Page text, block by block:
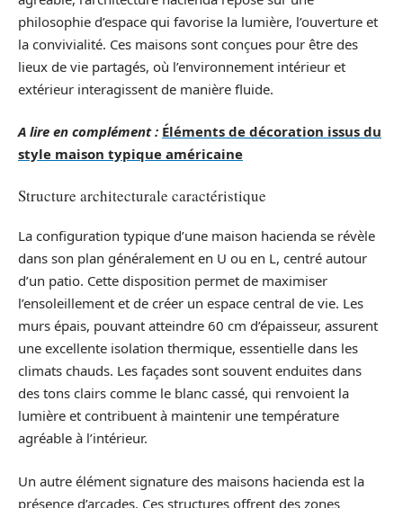
philosophie d’espace qui favorise la lumière, l’ouverture et
la convivialité. Ces maisons sont conçues pour être des
lieux de vie partagés, où l’environnement intérieur et
extérieur interagissent de manière fluide.
A lire en complément : Éléments de décoration issus du
style maison typique américaine
Structure architecturale caractéristique
La configuration typique d’une maison hacienda se révèle
dans son plan généralement en U ou en L, centré autour
d’un patio. Cette disposition permet de maximiser
l’ensoleillement et de créer un espace central de vie. Les
murs épais, pouvant atteindre 60 cm d’épaisseur, assurent
une excellente isolation thermique, essentielle dans les
climats chauds. Les façades sont souvent enduites dans
des tons clairs comme le blanc cassé, qui renvoient la
lumière et contribuent à maintenir une température
agréable à l’intérieur.
Un autre élément signature des maisons hacienda est la
présence d’arcades. Ces structures offrent des zones